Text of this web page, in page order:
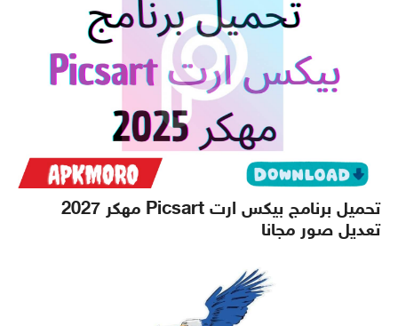
تحميل برنامج بيكس ارت Picsart مهكر 2027
تعديل صور مجانا